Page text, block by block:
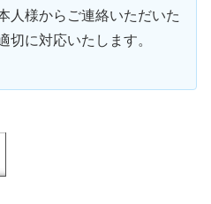
人様からご連絡いただいた
切に対応いたします。